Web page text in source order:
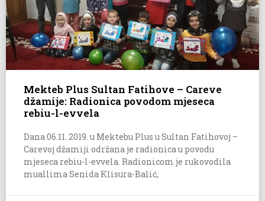
Mekteb Plus Sultan Fatihove – Careve
džamije: Radionica povodom mjeseca
rebiu-l-evvela
Dana 06.11. 2019. u Mektebu Plus u Sultan Fatihovoj –
Carevoj džamiji održana je radionica u povodu
mjeseca rebiu-l-evvela. Radionicom je rukovodila
muallima Senida Klisura-Balić,